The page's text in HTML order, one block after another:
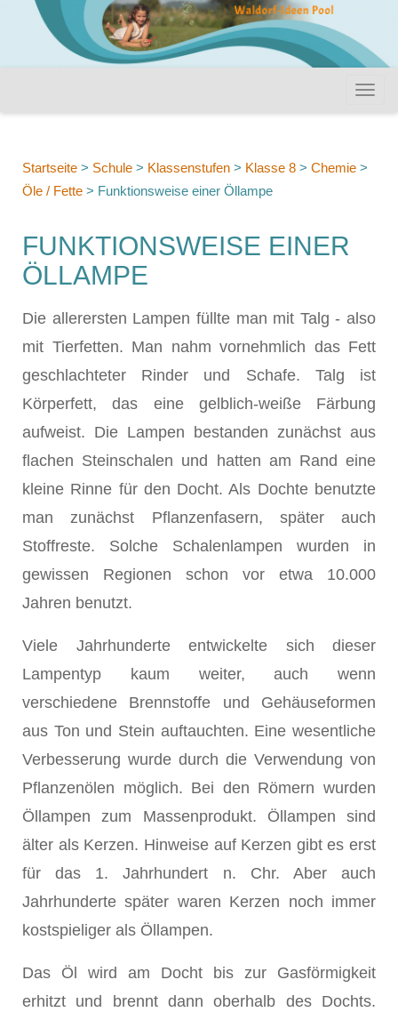
Startseite > Schule > Klassenstufen > Klasse 8 > Chemie >
Öle / Fette > Funktionsweise einer Öllampe
FUNKTIONSWEISE EINER
ÖLLAMPE
Die allerersten Lampen füllte man mit Talg - also
mit Tierfetten. Man nahm vornehmlich das Fett
geschlachteter Rinder und Schafe. Talg ist
Körperfett, das eine gelblich-weiße Färbung
aufweist. Die Lampen bestanden zunächst aus
flachen Steinschalen und hatten am Rand eine
kleine Rinne für den Docht. Als Dochte benutzte
man zunächst Pflanzenfasern, später auch
Stoffreste. Solche Schalenlampen wurden in
gewissen Regionen schon vor etwa 10.000
Jahren benutzt.
Viele Jahrhunderte entwickelte sich dieser
Lampentyp kaum weiter, auch wenn
verschiedene Brennstoffe und Gehäuseformen
aus Ton und Stein auftauchten. Eine wesentliche
Verbesserung wurde durch die Verwendung von
Pflanzenölen möglich. Bei den Römern wurden
Öllampen zum Massenprodukt. Öllampen sind
älter als Kerzen. Hinweise auf Kerzen gibt es erst
für das 1. Jahrhundert n. Chr. Aber auch
Jahrhunderte später waren Kerzen noch immer
kostspieliger als Öllampen.
Das Öl wird am Docht bis zur Gasförmigkeit
erhitzt und brennt dann oberhalb des Dochts.